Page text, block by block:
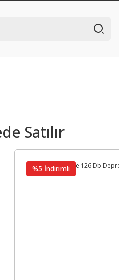
Satılır
%5 İndirimli